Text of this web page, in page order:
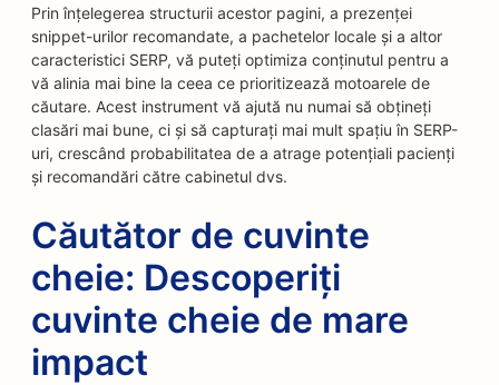
Prin înțelegerea structurii acestor pagini, a prezenței
snippet-urilor recomandate, a pachetelor locale și a altor
caracteristici SERP, vă puteți optimiza conținutul pentru a
vă alinia mai bine la ceea ce prioritizează motoarele de
căutare. Acest instrument vă ajută nu numai să obțineți
clasări mai bune, ci și să capturați mai mult spațiu în SERP-
uri, crescând probabilitatea de a atrage potențiali pacienți
și recomandări către cabinetul dvs.
Căutător de cuvinte
cheie: Descoperiți
cuvinte cheie de mare
impact